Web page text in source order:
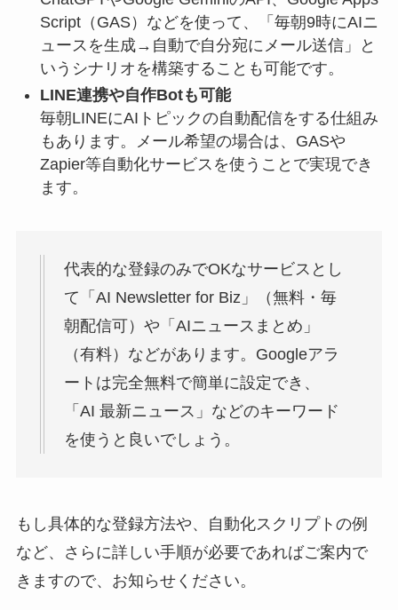
Script（GAS）などを使って、「毎朝9時にAIニ
ュースを生成→自動で自分宛にメール送信」と
いうシナリオを構築することも可能です。
LINE連携や自作Botも可能
毎朝LINEにAIトピックの自動配信をする仕組み
もあります。メール希望の場合は、GASや
Zapier等自動化サービスを使うことで実現でき
ます。
代表的な登録のみでOKなサービスとし
て「AI Newsletter for Biz」（無料・毎
朝配信可）や「AIニュースまとめ」
（有料）などがあります。Googleアラ
ートは完全無料で簡単に設定でき、
「AI 最新ニュース」などのキーワード
を使うと良いでしょう。
もし具体的な登録方法や、自動化スクリプトの例
など、さらに詳しい手順が必要であればご案内で
きますので、お知らせください。